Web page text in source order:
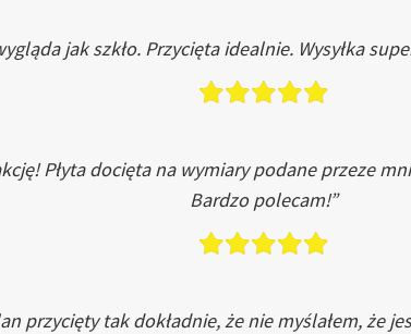
jak szkło. Przycięta idealnie. Wysyłka
Płyta docięta na wymiary podane przeze
Bardzo polecam!”
przycięty tak dokładnie, że nie myślałem, że